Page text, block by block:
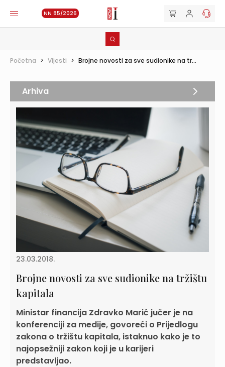
NN 85/2026
Početna > Vijesti > Brojne novosti za sve sudionike na tr...
23.03.2018.
Brojne novosti za sve sudionike na tržištu
kapitala
Ministar financija Zdravko Marić jučer je na
konferenciji za medije, govoreći o Prijedlogu
zakona o tržištu kapitala, istaknuo kako je to
najopsežniji zakon koji je u karijeri
predstavljao.
Arhiva